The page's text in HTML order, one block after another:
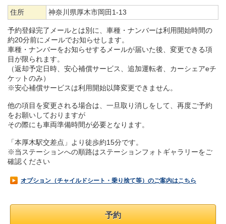
住所 神奈川県厚木市岡田1-13
予約登録完了メールとは別に、車種・ナンバーは利用開始時間の
約20分前にメールでお知らせします。
車種・ナンバーをお知らせするメールが届いた後、変更できる項
目が限られます。
（返却予定日時、安心補償サービス、追加運転者、カーシェアeチ
ケットのみ）
※安心補償サービスは利用開始以降変更できません。
他の項目を変更される場合は、一旦取り消しをして、再度ご予約
をお願いしておりますが
その際にも車両準備時間が必要となります。
「本厚木駅交差点」より徒歩約15分です。
※当ステーションへの順路はステーションフォトギャラリーをご
確認ください
オプション（チャイルドシート・乗り捨て等）のご案内はこちら
予約